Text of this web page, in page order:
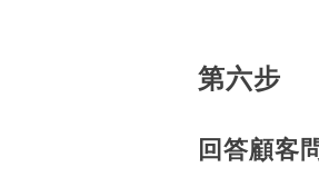
第六步
回答顧客